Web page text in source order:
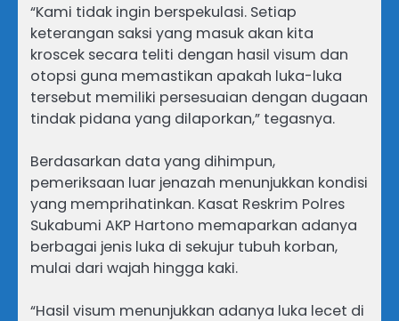
“Kami tidak ingin berspekulasi. Setiap
keterangan saksi yang masuk akan kita
kroscek secara teliti dengan hasil visum dan
otopsi guna memastikan apakah luka-luka
tersebut memiliki persesuaian dengan dugaan
tindak pidana yang dilaporkan,” tegasnya.
Berdasarkan data yang dihimpun,
pemeriksaan luar jenazah menunjukkan kondisi
yang memprihatinkan. Kasat Reskrim Polres
Sukabumi AKP Hartono memaparkan adanya
berbagai jenis luka di sekujur tubuh korban,
mulai dari wajah hingga kaki.
“Hasil visum menunjukkan adanya luka lecet di